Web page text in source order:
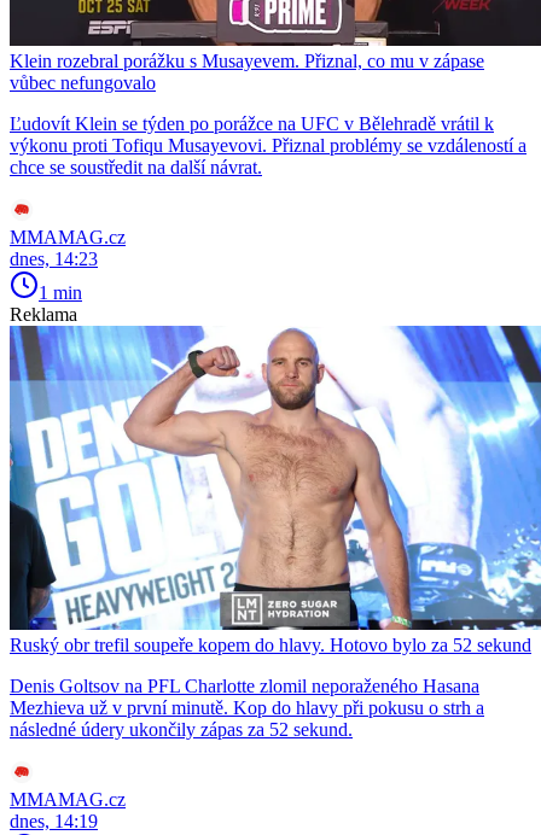
Klein rozebral porážku s Musayevem. Přiznal, co mu v zápase
vůbec nefungovalo
Ľudovít Klein se týden po porážce na UFC v Bělehradě vrátil k
výkonu proti Tofiqu Musayevovi. Přiznal problémy se vzdáleností a
chce se soustředit na další návrat.
MMAMAG.cz
dnes, 14:23
1 min
Reklama
Ruský obr trefil soupeře kopem do hlavy. Hotovo bylo za 52 sekund
Denis Goltsov na PFL Charlotte zlomil neporaženého Hasana
Mezhieva už v první minutě. Kop do hlavy při pokusu o strh a
následné údery ukončily zápas za 52 sekund.
MMAMAG.cz
dnes, 14:19